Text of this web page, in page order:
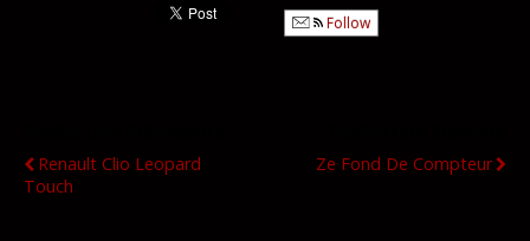
Follow
Renault Clio Leopard
Touch
Ze Fond De Compteur